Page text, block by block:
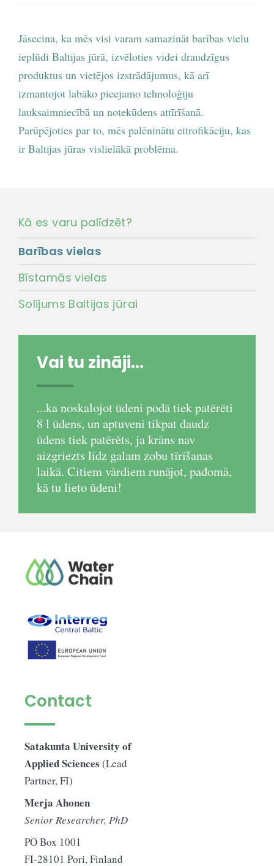
Jāsecina, ka mēs visi varam samazināt barības vielu
ieplūdi Baltijas jūrā, izvēloties videi draudzīgus
produktus un vietējos izstrādājumus, kā arī
izmantojot labāko pieejamo tehnoloģiju
lauksaimniecībā un notekūdens attīrīšanā.
Parūpējoties par to, mēs palēninātu eitrofikāciju, kas
ir Baltijas jūras vislielākā problēma.
Kā es varu palīdzēt?
Barības vielas
Bīstamās vielas
Solījums Baltijas jūrai
Vai tu zināji...
...ka noskalojot ūdeni podā tiek patērēti
8 l ūdens, un aptuveni tikpat daudz
ūdens tiek patērēts, ja krāns nav
aizgriezts līdz galam zobu tīrīšanas
laikā. Citiem vārdiem runājot, padomā,
kā tu lieto ūdeni!
Contact
Satakunta University of
Applied Sciences (Lead
Partner, FI)
Merja Ahonen
Senior Researcher, PhD
PO Box 1001
FI-28101 Pori, Finland